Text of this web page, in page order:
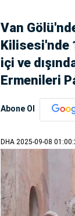
Van
Kilisesi'nde
içi ve
Ermenileri
Abone Ol
DHA 2025-09-08